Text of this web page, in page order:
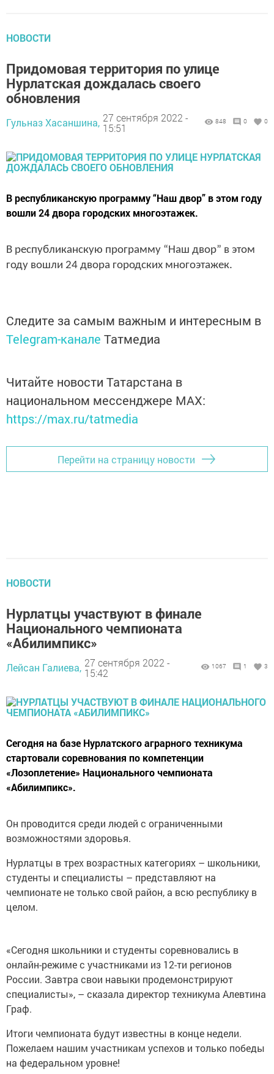
НОВОСТИ
Придомовая территория по улице
Нурлатская дождалась своего
обновления
Гульназ Хасаншина, 27 сентября 2022 -
15:51
848 0 0
В республиканскую программу “Наш двор” в этом году
вошли 24 двора городских многоэтажек.
В республиканскую программу “Наш двор” в этом
году вошли 24 двора городских многоэтажек.
Следите за самым важным и интересным в
Telegram-канале Татмедиа
Читайте новости Татарстана в
национальном мессенджере MАХ:
https://max.ru/tatmedia
Перейти на страницу новости
НОВОСТИ
Нурлатцы участвуют в финале
Национального чемпионата
«Абилимпикс»
Лейсан Галиева, 27 сентября 2022 -
15:42
1067 1 3
Сегодня на базе Нурлатского аграрного техникума
стартовали соревнования по компетенции
«Лозоплетение» Национального чемпионата
«Абилимпикс».
Он проводится среди людей с ограниченными
возможностями здоровья.
Нурлатцы в трех возрастных категориях – школьники,
студенты и специалисты – представляют на
чемпионате не только свой район, а всю республику в
целом.
«Сегодня школьники и студенты соревновались в
онлайн-режиме с участниками из 12-ти регионов
России. Завтра свои навыки продемонстрируют
специалисты», – сказала директор техникума Алевтина
Граф.
Итоги чемпионата будут известны в конце недели.
Пожелаем нашим участникам успехов и только победы
на федеральном уровне!